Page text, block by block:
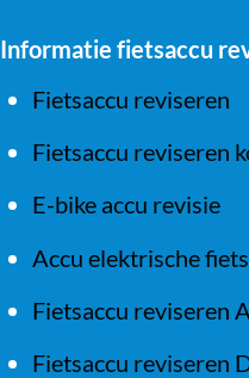
Informatie fietsaccu
Fietsaccu reviseren
Fietsaccu reviseren
E-bike accu revisie
Accu elektrische fiets
Fietsaccu reviseren
Fietsaccu reviseren